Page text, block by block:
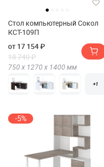
Стол компьютерный Сокол
КСТ-109П
от 17 154 ₽
18 740 ₽
750 х 1270 х 1400 мм
+1
-5%